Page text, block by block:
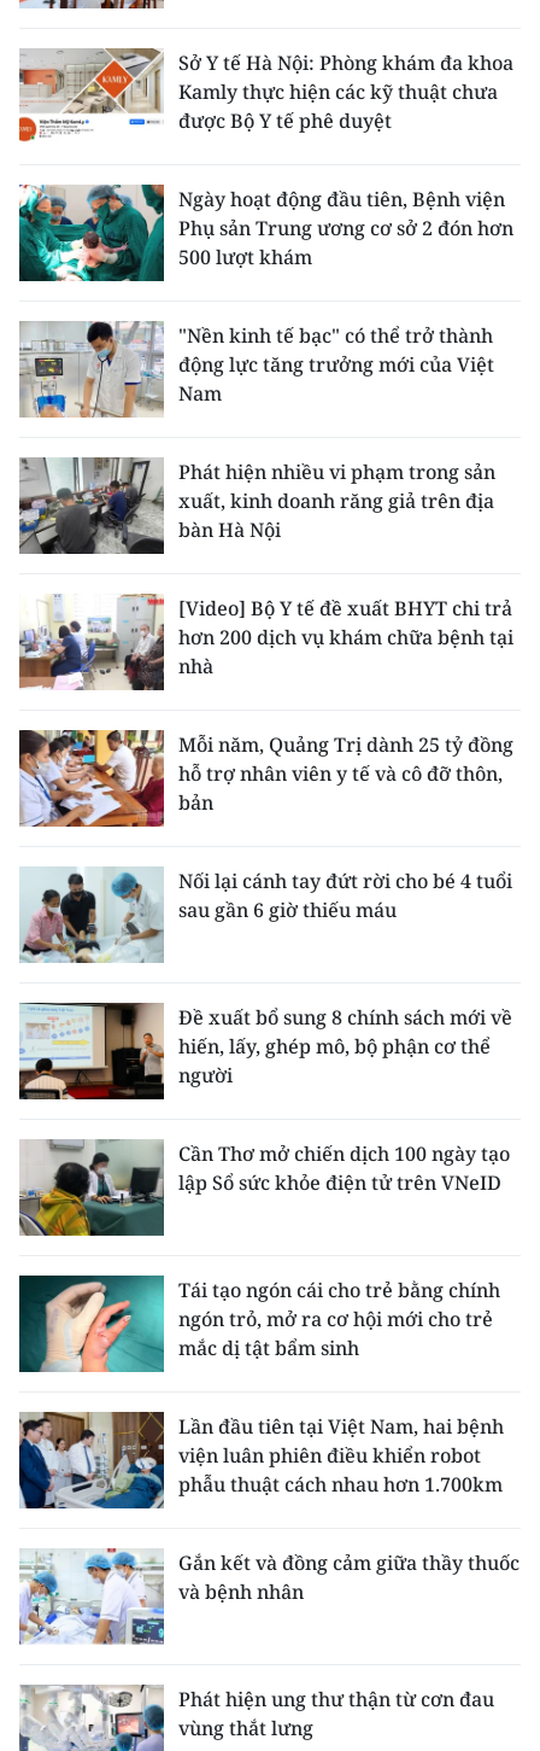
Sở Y tế Hà Nội: Phòng khám đa khoa
Kamly thực hiện các kỹ thuật chưa
được Bộ Y tế phê duyệt
Ngày hoạt động đầu tiên, Bệnh viện
Phụ sản Trung ương cơ sở 2 đón hơn
500 lượt khám
"Nền kinh tế bạc" có thể trở thành
động lực tăng trưởng mới của Việt
Nam
Phát hiện nhiều vi phạm trong sản
xuất, kinh doanh răng giả trên địa
bàn Hà Nội
[Video] Bộ Y tế đề xuất BHYT chi trả
hơn 200 dịch vụ khám chữa bệnh tại
nhà
Mỗi năm, Quảng Trị dành 25 tỷ đồng
hỗ trợ nhân viên y tế và cô đỡ thôn,
bản
Nối lại cánh tay đứt rời cho bé 4 tuổi
sau gần 6 giờ thiếu máu
Đề xuất bổ sung 8 chính sách mới về
hiến, lấy, ghép mô, bộ phận cơ thể
người
Cần Thơ mở chiến dịch 100 ngày tạo
lập Sổ sức khỏe điện tử trên VNeID
Tái tạo ngón cái cho trẻ bằng chính
ngón trỏ, mở ra cơ hội mới cho trẻ
mắc dị tật bẩm sinh
Lần đầu tiên tại Việt Nam, hai bệnh
viện luân phiên điều khiển robot
phẫu thuật cách nhau hơn 1.700km
Gắn kết và đồng cảm giữa thầy thuốc
và bệnh nhân
Phát hiện ung thư thận từ cơn đau
vùng thắt lưng